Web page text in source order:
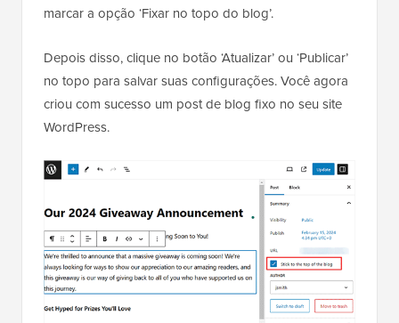
marcar a opção ‘Fixar no topo do blog’.
Depois disso, clique no botão ‘Atualizar’ ou ‘Publicar’
no topo para salvar suas configurações. Você agora
criou com sucesso um post de blog fixo no seu site
WordPress.